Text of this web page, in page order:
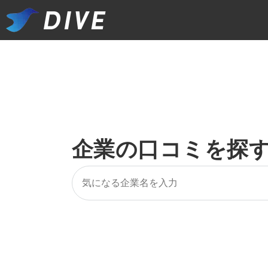
企業の口コミを探